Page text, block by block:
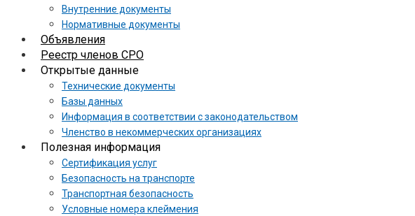
Внутренние документы
Нормативные документы
Объявления
Реестр членов СРО
Открытые данные
Технические документы
Базы данных
Информация в соответствии с законодательством
Членство в некоммерческих организациях
Полезная информация
Сертификация услуг
Безопасность на транспорте
Транспортная безопасность
Условные номера клеймения